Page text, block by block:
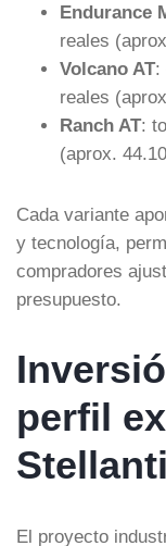
Endurance
reales
Volcano AT:
reales
Ranch AT:
(aprox.
Cada variante
y tecnología,
compradores
presupuesto.
perfil
El proyecto